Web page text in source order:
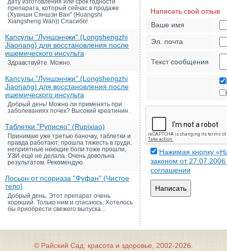
дату изготовления или срок годности
препарата, который сейчас в продаже
(Хуанши Сяншэн Ван" (Huangshi
Xiangsheng Wan)) Спасибо!
Капсулы "Луншэнчжи" (Longshengzhi
Jiaonang) для восстановления после
ишемического инсульта
Здравствуйте. Можно.
Капсулы "Луншэнчжи" (Longshengzhi
Jiaonang) для восстановления после
ишемического инсульта
Добрый день! Можно ли применять при
заболеваниях почек? Высокий креатинин .
Таблетки "Руписяо" (Rupixiao)
Принимаю уже третью баночку, таблетки и
правда работают, прошла тяжесть в груди,
неприятные ноющие боли тоже прошли,
УЗИ ещё не делала. Очень довольна
результатом. Рекомендую.
Лосьон от псориаза "Фуфан" (Чистое
тело)
Добрый день. Этот препарат очень
хороший. Только ним и спасаюсь. Хотелось
бы приобрести свежего выпуска...
Написать свой отзыв
Ваше имя
Эл. почта
Текст сообщения
Нажимая кнопку
законом от
соглашении
Написать
© Райский Сад: красота и здоровье, 2002-2026.